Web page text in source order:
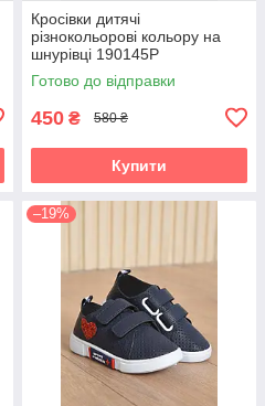
Кросівки дитячі
різнокольорові кольору на
шнурівці 190145P
Готово до відправки
450 ₴ 580 ₴
Купити
–19%